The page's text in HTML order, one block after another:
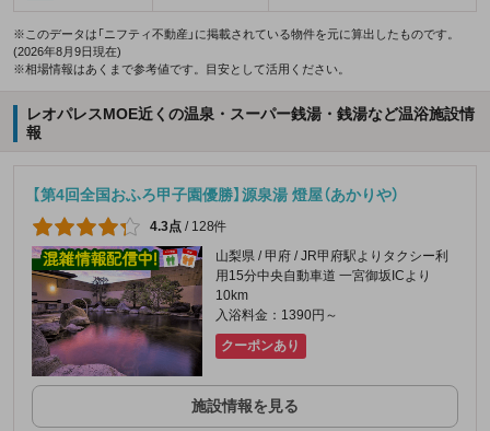
※このデータは「ニフティ不動産」に掲載されている物件を元に算出したものです。
(2026年8月9日現在)
※相場情報はあくまで参考値です。目安として活用ください。
レオパレスMOE近くの温泉・スーパー銭湯・銭湯など温浴施設情
報
【第4回全国おふろ甲子園優勝】源泉湯 燈屋（あかりや）
4.3点 / 128件
山梨県 / 甲府 / JR甲府駅よりタクシー利
用15分中央自動車道 一宮御坂ICより
10km
入浴料金：1390円～
クーポンあり
施設情報を見る